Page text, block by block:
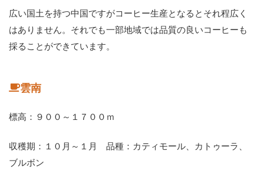
広い国土を持つ中国ですがコーヒー生産となるとそれ程広く
はありません。それでも一部地域では品質の良いコーヒーも
採ることができています。
雲南
標高：９００～１７００ｍ
収穫期：１０月～１月 品種：カティモール、カトゥーラ、
ブルボン